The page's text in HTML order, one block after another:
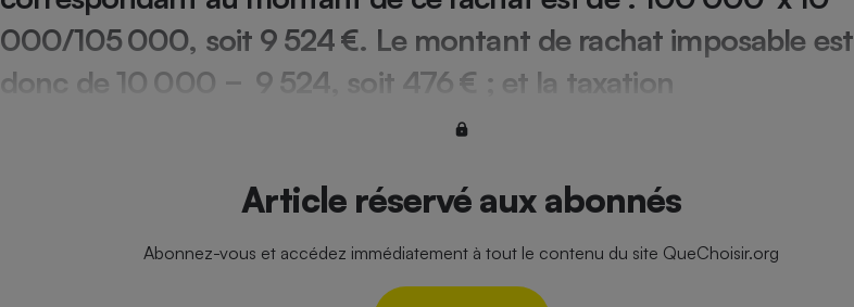
000/105 000, soit 9 524 €. Le montant de rachat imposable est
donc de 10 000 − 9 524, soit 476 € ; et la taxation
Article réservé aux abonnés
Abonnez-vous et accédez immédiatement à tout le contenu du site QueChoisir.org
Lave-linge Lave-vaisselle
Plaque de cuisson à
induction
Four encastrable
Téléviseur Ordinateur portable
Smartphone
numérique
Antimoustique Crème solaire